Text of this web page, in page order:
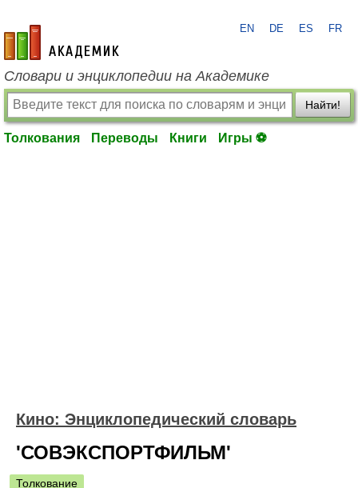
academic.ru
EN DE ES FR
Словари и энциклопедии на Академике
Найти!
Толкования Переводы Книги Игры ⚽
Кино: Энциклопедический словарь
'СОВЭКСПОРТФИЛЬМ'
Толкование